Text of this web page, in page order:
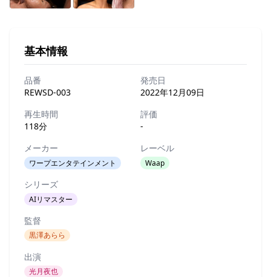
基本情報
品番
REWSD-003
発売日
2022年12月09日
再生時間
118分
評価
-
メーカー
ワープエンタテインメント
レーベル
Waap
シリーズ
AIリマスター
監督
黒澤あらら
出演
光月夜也